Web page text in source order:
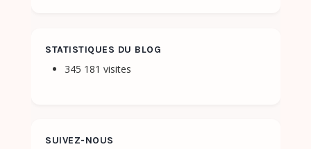
STATISTIQUES DU BLOG
345 181 visites
SUIVEZ-NOUS